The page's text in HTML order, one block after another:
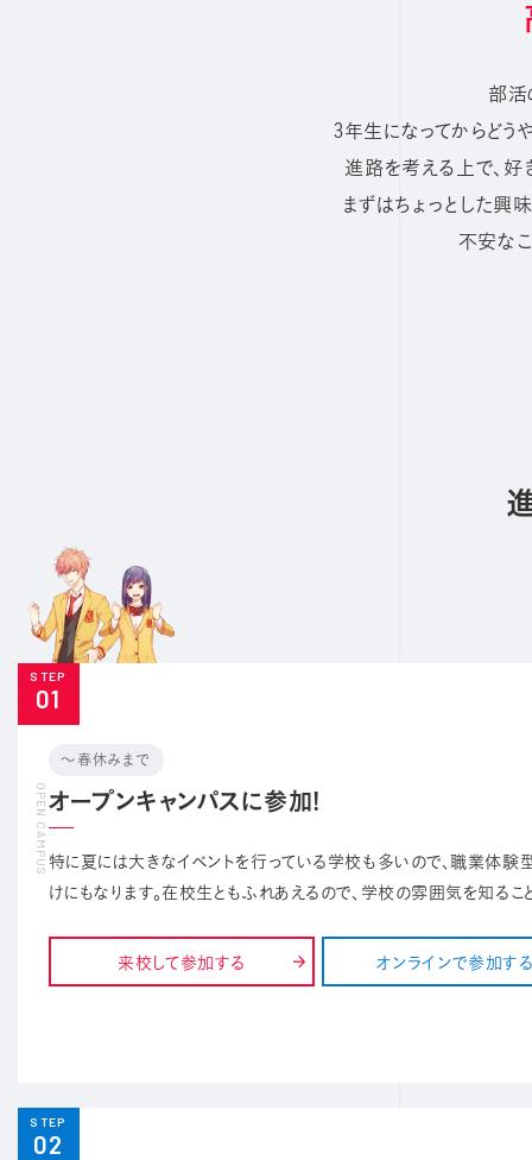
部活
3年生になってからどう
進路を考える上で、好
まずはちょっとした興
不安な
STEP
01
〜春休みまで
オープンキャンパスに参加!
特に夏には大きなイベントを行っている学校も多いので、職業体
けにもなります。在校生ともふれあえるので、学校の雰囲気を知るこ
来校して参加する オンラインで参加す
STEP
02